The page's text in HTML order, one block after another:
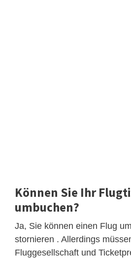
Können Sie Ihr
umbuchen?
Ja, Sie können einen Flug
stornieren . Allerdings
Fluggesellschaft und